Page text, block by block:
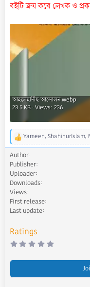
বইটি ক্রয় করে লেখক ও
আহলেহাদীছ আন্দোলন.webp
23.5 KB · Views: 236
R
e
a
c
t
i
o
n
s
Yameen, ShahinurIslam,
Author
Publisher
Uploader
Downloads
Views
First release
Last update
Ratings
0
0